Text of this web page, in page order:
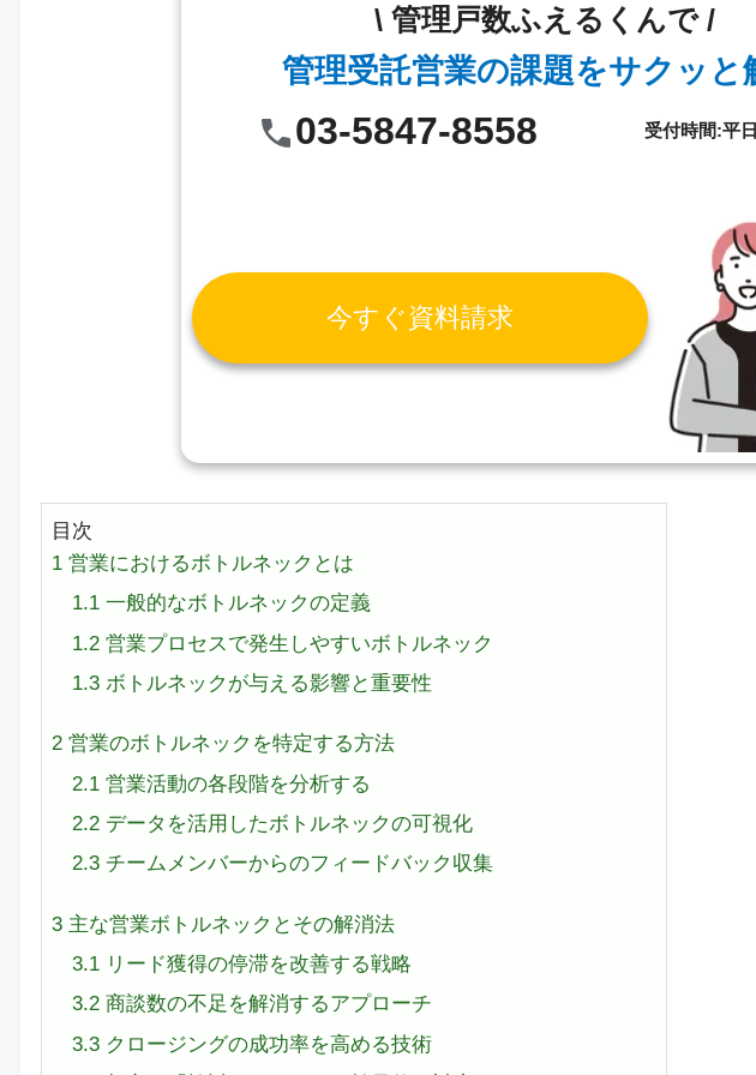
\ 管理戸数ふえるくんで /
管理受託営業の課題をサクッと
03-5847-8558 受付時間:平
今すぐ資料請求
目次
1営業におけるボトルネックとは
1.1一般的なボトルネックの定義
1.2営業プロセスで発生しやすいボトルネック
1.3ボトルネックが与える影響と重要性
2営業のボトルネックを特定する方法
2.1営業活動の各段階を分析する
2.2データを活用したボトルネックの可視化
2.3チームメンバーからのフィードバック収集
3主な営業ボトルネックとその解消法
3.1リード獲得の停滞を改善する戦略
3.2商談数の不足を解消するアプローチ
3.3クロージングの成功率を高める技術